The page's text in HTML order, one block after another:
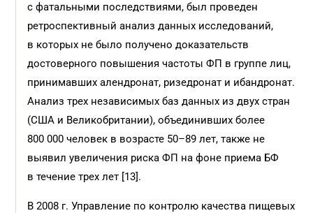
с фатальными последствиями, был проведен
ретроспективный анализ данных исследований,
в которых не было получено доказательств
достоверного повышения частоты ФП в группе лиц,
принимавших алендронат, ризедронат и ибан­дронат.
Анализ трех независимых баз данных из двух стран
(США и Великобритании), объединивших более
800 000 человек в возрасте 50–89 лет, также не
выявил увеличения риска ФП на фоне приема БФ
в течение трех лет [13].
В 2008 г. Управление по контролю качества пищевых